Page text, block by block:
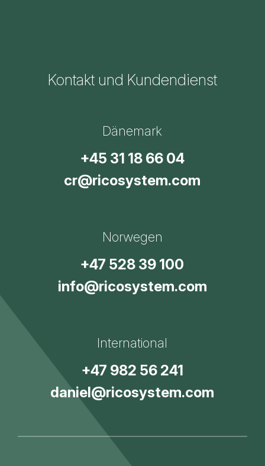
Kontakt und Kundendienst
Dänemark
+45 31 18 66 04
cr@ricosystem.com
Norwegen
+47 528 39 100
info@ricosystem.com
International
+47 982 56 241
daniel@ricosystem.com